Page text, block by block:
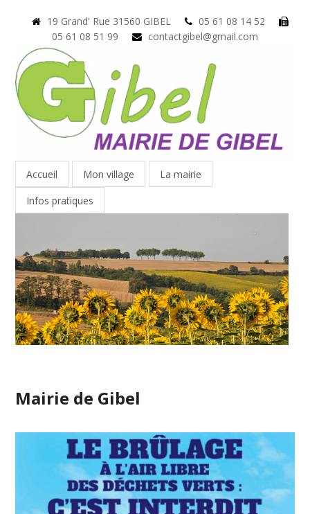
19 Grand' Rue 31560 GIBEL
05 61 08 14 52
05 61 08 51 99
contactgibel@gmail.com
Accueil Mon village
La mairie
Infos pratiques
Mairie de Gibel